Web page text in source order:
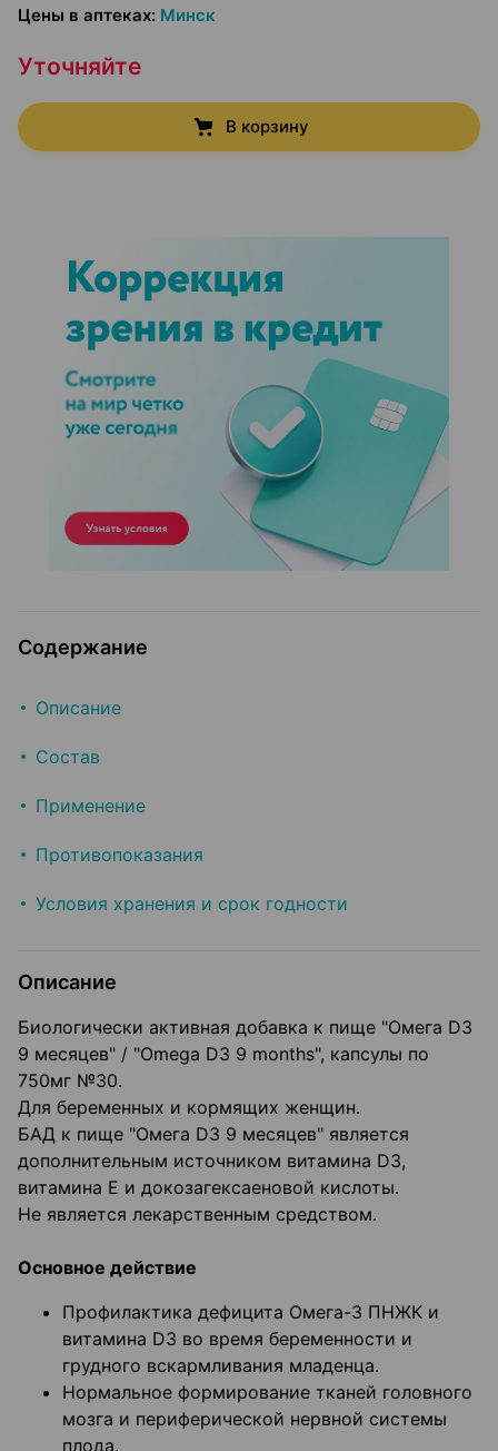
Цены в аптеках: Минск
Уточняйте
В корзину
Содержание
Описание
Состав
Применение
Противопоказания
Условия хранения и срок годности
Описание
Биологически активная добавка к пище "Омега D3
9 месяцев" / "Omega D3 9 months", капсулы по
750мг №30.
Для беременных и кормящих женщин.
БАД к пище "Омега D3 9 месяцев" является
дополнительным источником витамина D3,
витамина Е и докозагексаеновой кислоты.
Не является лекарственным средством.
Основное действие
Профилактика дефицита Омега-3 ПНЖК и
витамина D3 во время беременности и
грудного вскармливания младенца.
Нормальное формирование тканей головного
мозга и периферической нервной системы
плода.